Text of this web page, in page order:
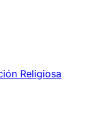
Religiosa